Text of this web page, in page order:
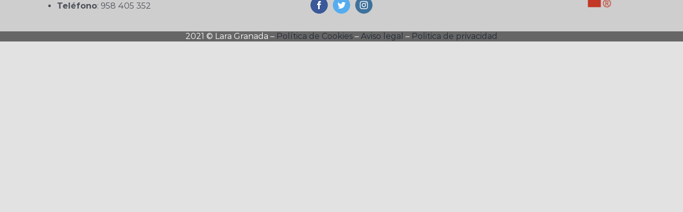
Teléfono: 958 405 352
2021 © Lara Granada – Política de Cookies – Aviso legal – Politica de privacidad